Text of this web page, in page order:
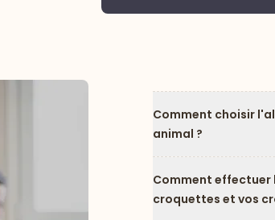
Comment choisir
animal ?
Comment effectuer
croquettes et vos